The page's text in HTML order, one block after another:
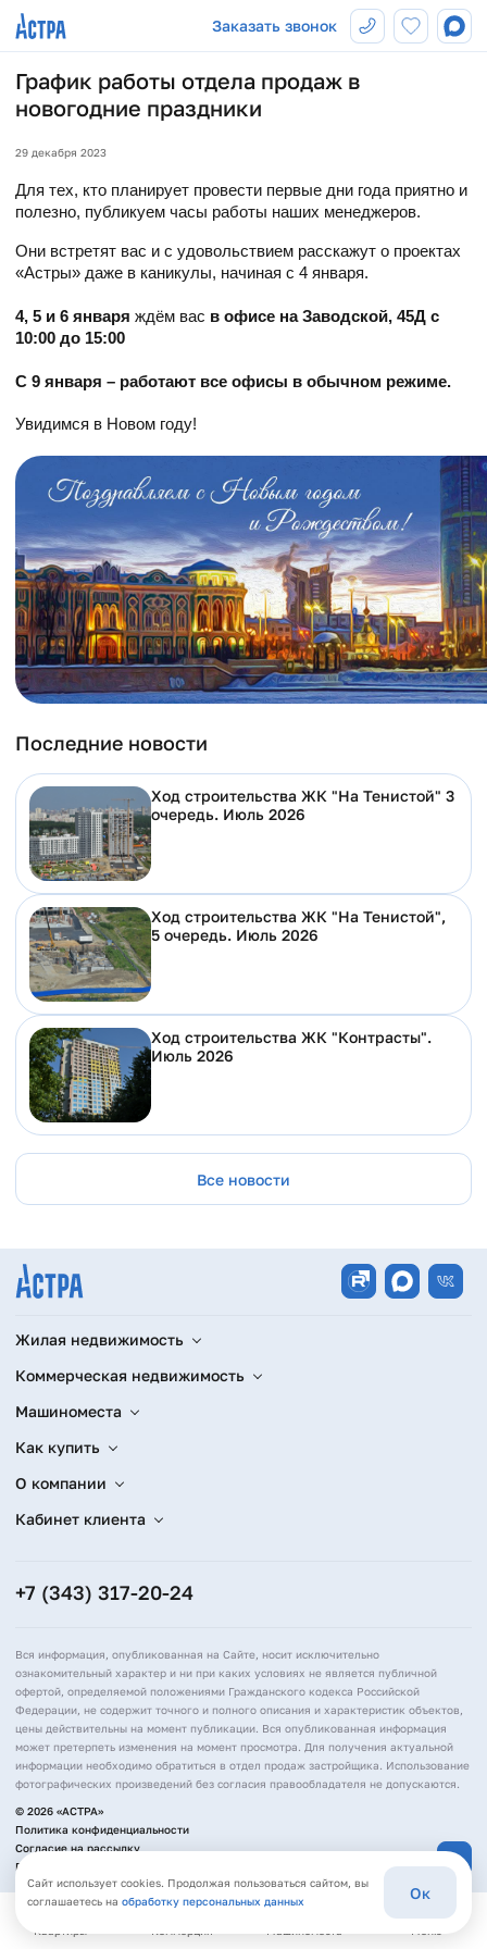
Заказать звонок
Квартиры
График работы отдела продаж в
новогодние праздники
29 декабря 2023
Для тех, кто планирует провести первые дни года приятно и
полезно, публикуем часы работы наших менеджеров.
Они встретят вас и с удовольствием расскажут о проектах
«Астры» даже в каникулы, начиная с 4 января.
4, 5 и 6 января ждём вас в офисе на Заводской, 45Д с
10:00 до 15:00
С 9 января – работают все офисы в обычном режиме.
Увидимся в Новом году!
Последние новости
Ход строительства ЖК "На Тенистой" 3
очередь. Июль 2026
Ход строительства ЖК "На Тенистой",
5 очередь. Июль 2026
Ход строительства ЖК "Контрасты".
Июль 2026
Все новости
Жилая недвижимость
Коммерческая недвижимость
Машиноместа
Как купить
О компании
Кабинет клиента
+7 (343) 317-20-24
Вся информация, опубликованная на Сайте, носит исключительно
ознакомительный характер и ни при каких условиях не является публичной
офертой, определяемой положениями Гражданского кодекса Российской
Федерации, не содержит точного и полного описания и характеристик объектов,
цены действительны на момент публикации. Вся опубликованная информация
может претерпеть изменения на момент просмотра. Для получения актуальной
информации необходимо обратиться в отдел продаж застройщика. Использование
фотографических произведений без согласия правообладателя не допускаются.
© 2026 «АСТРА»
Политика конфиденциальности
Согласие на рассылку
Политика обработки персональных данных
Сайт использует cookies. Продолжая пользоваться сайтом, вы
соглашаетесь на обработку персональных данных Ок